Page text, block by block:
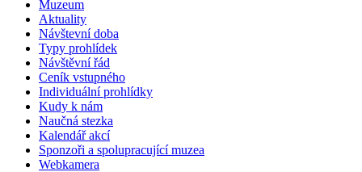
Muzeum
Aktuality
Návštevní doba
Typy prohlídek
Návštěvní řád
Ceník vstupného
Individuální prohlídky
Kudy k nám
Naučná stezka
Kalendář akcí
Sponzoři a spolupracující muzea
Webkamera